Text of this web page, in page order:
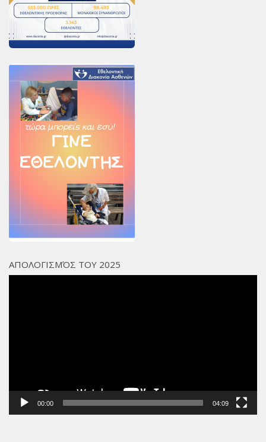
Φιλοξενία Κατ οίκον
Συνεργαζόμενοι Φορείς
Ανακοινώσεις
Αρχείο Ανακοινώσεων
Υποστηρικτές
Δωρητές
Χορηγοί
Χορηγοί Επικοινωνίας
Επικοινωνία
ΑΠΟΛΟΓΙΣΜΌΣ ΤΟΥ 2025
00:00 04:09